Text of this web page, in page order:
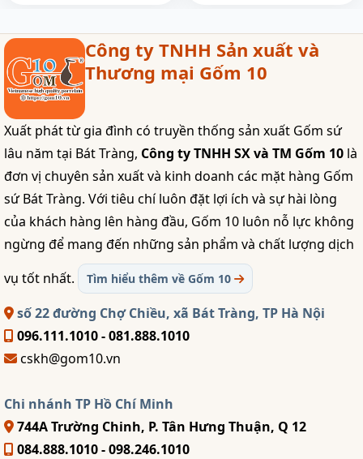
Công ty TNHH Sản xuất và
Thương mại Gốm 10
Xuất phát từ gia đình có truyền thống sản xuất Gốm sứ
lâu năm tại Bát Tràng, Công ty TNHH SX và TM Gốm 10 là
đơn vị chuyên sản xuất và kinh doanh các mặt hàng Gốm
sứ Bát Tràng. Với tiêu chí luôn đặt lợi ích và sự hài lòng
của khách hàng lên hàng đầu, Gốm 10 luôn nỗ lực không
ngừng để mang đến những sản phẩm và chất lượng dịch
vụ tốt nhất.
Tìm hiểu thêm về Gốm 10
số 22 đường Chợ Chiều, xã Bát Tràng, TP Hà Nội
096.111.1010 - 081.888.1010
cskh@gom10.vn
Chi nhánh TP Hồ Chí Minh
744A Trường Chinh, P. Tân Hưng Thuận, Q 12
084.888.1010 - 098.246.1010